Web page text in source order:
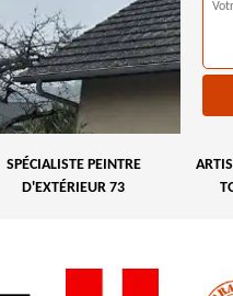
SPÉCIALISTE PEINTRE
D'EXTÉRIEUR 73